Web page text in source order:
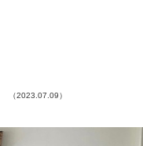
（2023.07.09）